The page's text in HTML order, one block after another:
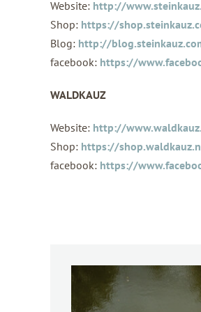
Website: http://
Shop: https://
Blog: http://
facebook: https://
WALDKAUZ
Website: http://
Shop: https://
facebook: https://